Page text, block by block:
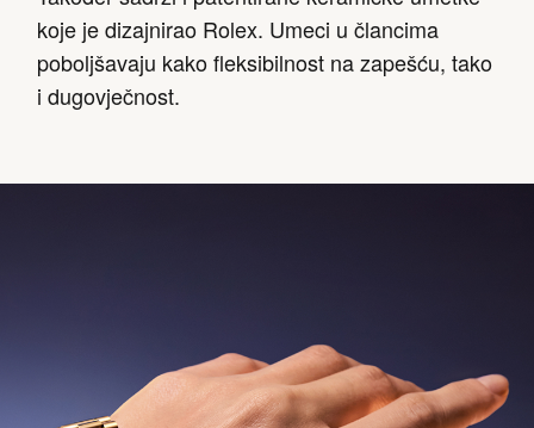
koje je dizajnirao Rolex. Umeci u člancima
poboljšavaju kako fleksibilnost na zapešću, tako
i dugovječnost.